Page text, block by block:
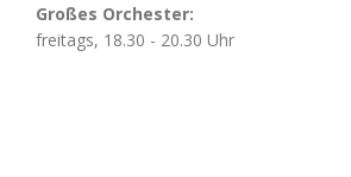
Großes Orchester:
freitags, 18.30 - 20.30 Uhr